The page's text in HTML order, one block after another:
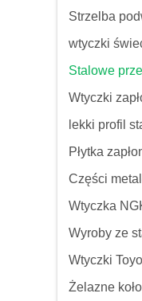
Strzelba
wtyczki
Stalowe
Wtyczki
lekki profil
Płytka
Części
Wtyczka
Wyroby ze
Wtyczki
Żelazne